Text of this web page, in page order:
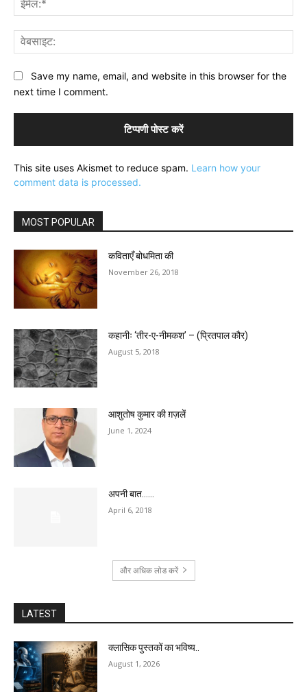
Save my name, email, and website in this browser for the
next time I comment.
This site uses Akismet to reduce spam. Learn how your
comment data is processed.
MOST POPULAR
कविताएँ बोधमिता की
November 26, 2018
कहानीः ‘तीर-ए-नीमकश’ – (प्रितपाल कौर)
August 5, 2018
आशुतोष कुमार की ग़ज़लें
June 1, 2024
अपनी बात……
April 6, 2018
और अधिक लोड करें
LATEST
क्लासिक पुस्तकों का भविष्य..
August 1, 2026